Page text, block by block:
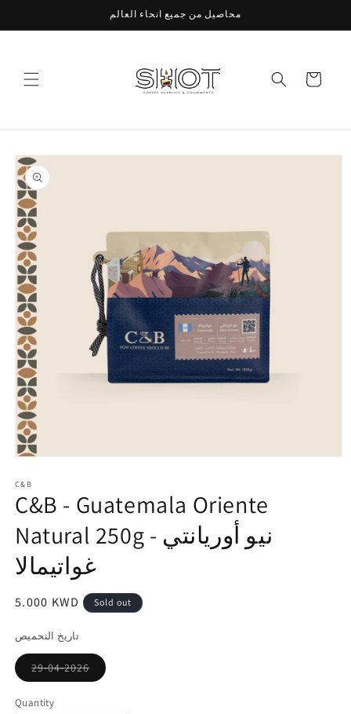
محاصيل من جميع انحاء العالم
Cart
Skip to
product
information
1
in
modal
C&B
C&B - Guatemala Oriente
Natural 250g - نيو أوريانتي
غواتيمالا
Regular
5.000 KWD Sold out
تاريخ التحميص
29-04-2026Variant
sold
Quantity
Quantity